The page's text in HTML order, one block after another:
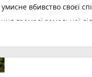
вбивство своєї
громаді земельної
понад 3 тисячі дітей
100 кв. м